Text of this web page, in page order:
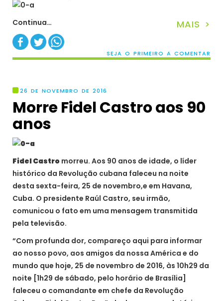
Continua… MAIS >
SEJA O PRIMEIRO A COMENTAR
26 DE NOVEMBRO DE 2016
Morre Fidel Castro aos 90
anos
Fidel Castro morreu. Aos 90 anos de idade, o líder
histórico da Revolução cubana faleceu na noite
desta sexta-feira, 25 de novembro,e em Havana,
Cuba. O presidente Raúl Castro, seu irmão,
comunicou o fato em uma mensagem transmitida
pela televisão.
“Com profunda dor, compareço aqui para informar
ao nosso povo, aos amigos da nossa América e do
mundo que hoje, 25 de novembro de 2016, às 10h29 da
noite [1h29 de sábado, pelo horário de Brasília]
faleceu o comandante em chefe da Revolução